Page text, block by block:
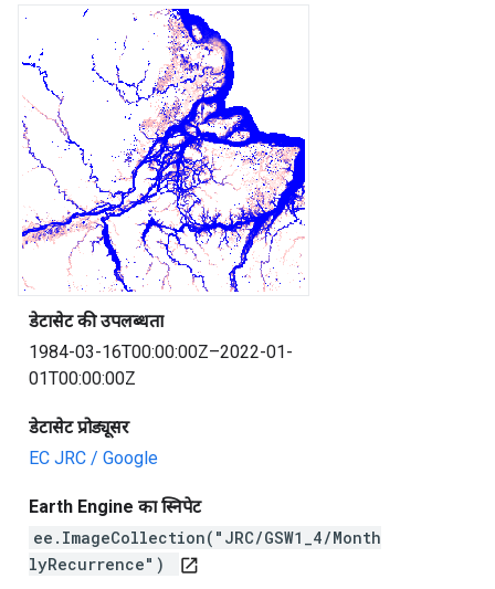
डेटासेट की उपलब्धता
1984-03-16T00:00:00Z–2022-01-
01T00:00:00Z
डेटासेट प्रोड्यूसर
EC JRC / Google
Earth Engine का स्निपेट
ee.ImageCollection("JRC/GSW1_4/Month
lyRecurrence")
open_in_new